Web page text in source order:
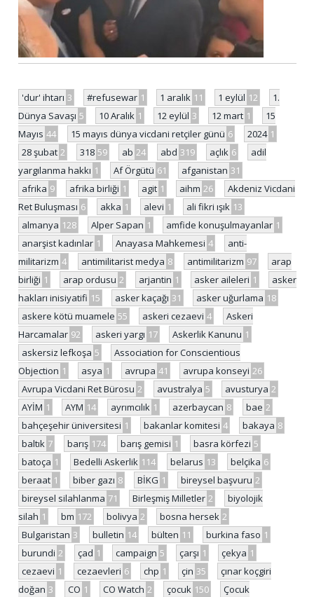
'dur' ihtarı 3 #refusewar 1 1 aralık 11 1 eylül 12
1.
Dünya Savaşı 5 10 Aralık 1 12 eylül 3 12 mart 1
15
Mayıs 44 15 mayıs dünya vicdani retçiler günü 6 2024 1
28 şubat 2 318 59 ab 24 abd 319 açlık 6
adil
yargılanma hakkı 1 Af Örgütü 61 afganistan 31
afrika 9 afrika birliği 1 agit 1 aihm 26
Akdeniz Vicdani
Ret Buluşması 6 akka 1 alevi 1 ali fikri ışık 13
almanya 128 Alper Sapan 1 amfide konuşulmayanlar 1
anarşist kadınlar 1 Anayasa Mahkemesi 4
anti-
militarizm 4 antimilitarist medya 8 antimilitarizm 97
arap
birliği 1 arap ordusu 2 arjantin 1 asker aileleri 1
asker
hakları inisiyatifi 15 asker kaçağı 31 asker uğurlama 18
askere kötü muamele 55 askeri cezaevi 4
Askeri
Harcamalar 92 askeri yargı 17 Askerlik Kanunu 1
askersiz lefkoşa 5
Association for Conscientious
Objection 1 asya 1 avrupa 41 avrupa konseyi 26
Avrupa Vicdani Ret Bürosu 2 avustralya 5 avusturya 2
AYİM 1 AYM 14 ayrımcılık 1 azerbaycan 8 bae 2
bahçeşehir üniversitesi 1 bakanlar komitesi 4 bakaya 8
baltık 7 barış 174 barış gemisi 1 basra körfezi 5
batoça 1 Bedelli Askerlik 114 belarus 13 belçika 6
beraat 1 biber gazı 8 BİKG 1 bireysel başvuru 2
bireysel silahlanma 71 Birleşmiş Milletler 2
biyolojik
silah 1 bm 172 bolivya 2 bosna hersek 2
Bulgaristan 3 bulletin 14 bülten 11 burkina faso 1
burundi 2 çad 1 campaign 5 çarşı 1 çekya 1
cezaevi 1 cezaevleri 6 chp 1 çin 35
çınar koçgiri
doğan 3 CO 1 CO Watch 2 çocuk 150
Çocuk